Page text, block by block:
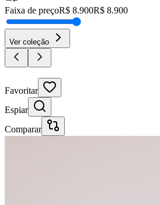
Faixa de preçoR$ 8.900R$ 8.900
Ver coleção
Favoritar
Espiar
Comparar